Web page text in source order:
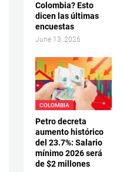
Colombia? Esto
dicen las últimas
encuestas
June 13, 2026
COLOMBIA
Petro decreta
aumento histórico
del 23.7%: Salario
mínimo 2026 será
de $2 millones